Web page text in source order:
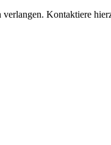
Kontaktiere